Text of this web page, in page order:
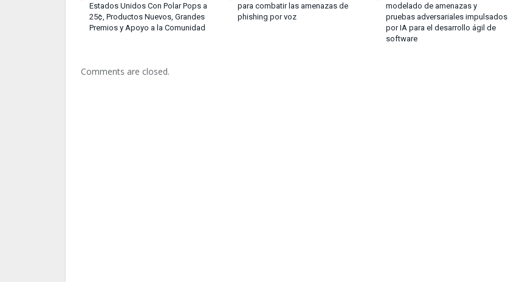
Estados Unidos Con Polar Pops a
25¢, Productos Nuevos, Grandes
Premios y Apoyo a la Comunidad
para combatir las amenazas de
phishing por voz
modelado de amenazas y
pruebas adversariales impulsados
por IA para el desarrollo ágil de
software
Comments are closed.